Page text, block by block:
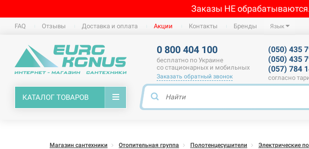
Заказы НЕ
FAQ Отзывы Доставка и оплата Акции Контакты Бренды Язык
0 800 404 100
бесплатно по Украине
со стационарных и мобильных
Заказать обратный звонок
(050) 435
(050) 435
(057) 784
согласно
КАТАЛОГ ТОВАРОВ
Магазин сантехники Отопительная группа Полотенцесушители
Электрические